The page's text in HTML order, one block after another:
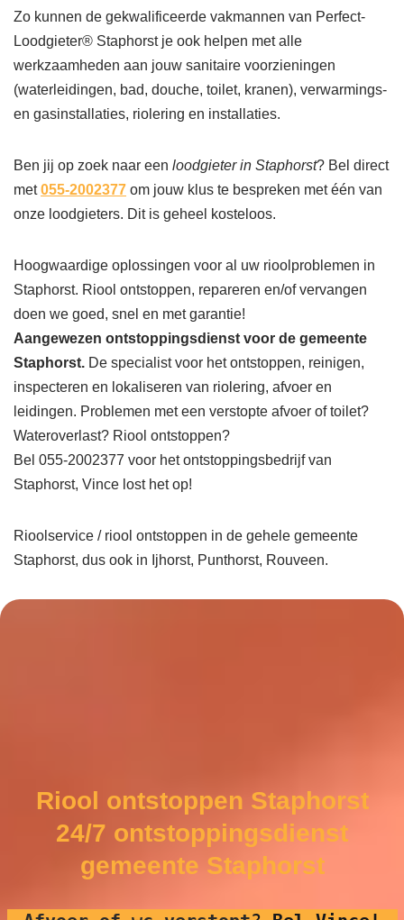
Zo kunnen de gekwalificeerde vakmannen van Perfect-
Loodgieter® Staphorst je ook helpen met alle
werkzaamheden aan jouw sanitaire voorzieningen
(waterleidingen, bad, douche, toilet, kranen), verwarmings-
en gasinstallaties, riolering en installaties.
Ben jij op zoek naar een loodgieter in Staphorst? Bel direct
met055-2002377 om jouw klus te bespreken met één van
onze loodgieters. Dit is geheel kosteloos.
Hoogwaardige oplossingen voor al uw rioolproblemen in
Staphorst. Riool ontstoppen, repareren en/of vervangen
doen we goed, snel en met garantie!
Aangewezen ontstoppingsdienst voor de gemeente
Staphorst. De specialist voor het ontstoppen, reinigen,
inspecteren en lokaliseren van riolering, afvoer en
leidingen. Problemen met een verstopte afvoer of toilet?
Wateroverlast? Riool ontstoppen?
Bel 055-2002377 voor het ontstoppingsbedrijf van
Staphorst, Vince lost het op!
Rioolservice / riool ontstoppen in de gehele gemeente
Staphorst, dus ook in Ijhorst, Punthorst, Rouveen.
Riool ontstoppen Staphorst
24/7 ontstoppingsdienst
gemeente Staphorst